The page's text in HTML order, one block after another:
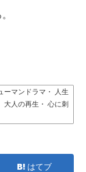
ーマンドラマ・ 人生
大人の再生・ 心に刺
はてブ